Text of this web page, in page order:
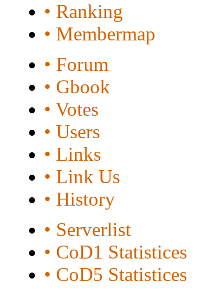
• Ranking
• Membermap
• Forum
• Gbook
• Votes
• Users
• Links
• Link Us
• History
• Serverlist
• CoD1 Statistices
• CoD5 Statistices